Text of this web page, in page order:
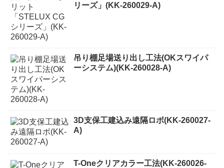
リーズ」(KK-260029-A)
吊り棚足場送り出し工法(OKスワイパ
ーシステム)(KK-260028-A)
3D支保工建込み遠隔ロボ(KK-260027-
A)
T-Oneクリアカラー工法(KK-260026-